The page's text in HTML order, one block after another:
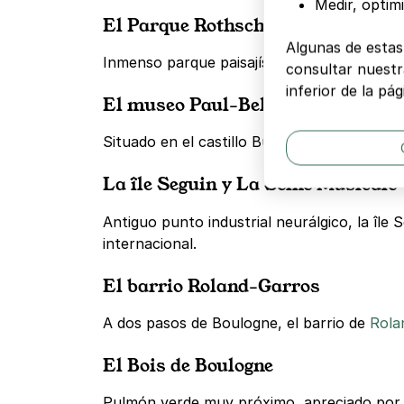
El Parque Rothschild
Inmenso parque paisajístico, perfecto
El museo Paul-Belmondo
Situado en el castillo Buchillot, este
La île Seguin y La Seine Musicale
Antiguo punto industrial neurálgico, la île
internacional.
El barrio Roland-Garros
A dos pasos de Boulogne, el barrio de
El Bois de Boulogne
Medir,
Algunas de
consultar
inferior de la